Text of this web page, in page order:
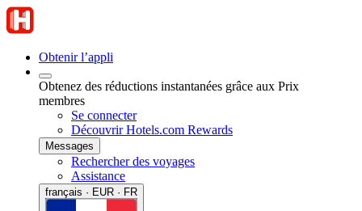
Obtenir l’appli
Obtenez des réductions instantanées grâce aux Prix
membres
Se connecter
Découvrir Hotels.com Rewards
Messages
Rechercher des voyages
Assistance
français · EUR · FR